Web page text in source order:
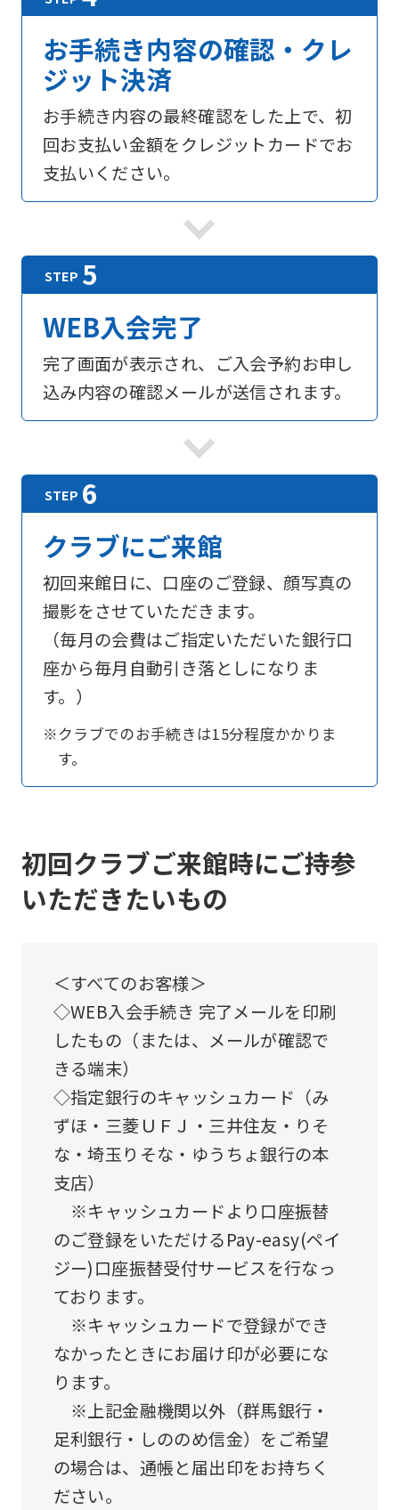
お手続き内容の確認・クレ
ジット決済
お手続き内容の最終確認をした上で、初
回お支払い金額をクレジットカードでお
支払いください。
WEB入会完了
完了画面が表示され、ご入会予約お申し
込み内容の確認メールが送信されます。
クラブにご来館
初回来館日に、口座のご登録、顔写真の
撮影をさせていただきます。
（毎月の会費はご指定いただいた銀行口
座から毎月自動引き落としになりま
す。）
※クラブでのお手続きは15分程度かかりま
す。
初回クラブご来館時にご持参
いただきたいもの
＜すべてのお客様＞
◇WEB入会手続き 完了メールを印刷
したもの（または、メールが確認で
きる端末）
◇指定銀行のキャッシュカード（み
ずほ・三菱ＵＦＪ・三井住友・りそ
な・埼玉りそな・ゆうちょ銀行の本
支店）
※キャッシュカードより口座振替
のご登録をいただけるPay-easy(ペイ
ジー)口座振替受付サービスを行なっ
ております。
※キャッシュカードで登録ができ
なかったときにお届け印が必要にな
ります。
※上記金融機関以外（群馬銀行・
足利銀行・しののめ信金）をご希望
の場合は、通帳と届出印をお持ちく
ださい。
For
foreigners
Central
official
website
is
automatically
translated
into
the
automatic
translation)
to
the
top
page.
However,
if
you
use
an
automatic
translation
service,
the
Japanese
version
of
this
website
will